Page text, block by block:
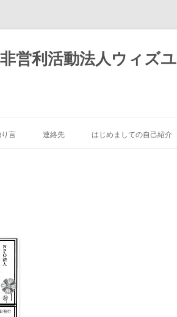
営利活動法人ウィズ
言
広告配信について
連絡先 はじめましての自己紹介